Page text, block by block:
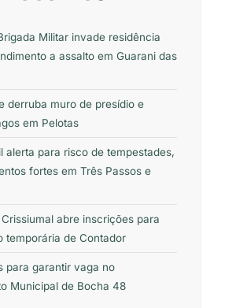
Militar invade residência
a assalto em Guarani das
derruba muro de presídio e
em Pelotas
alerta para risco de tempestades,
fortes em Três Passos e
abre inscrições para
temporária de Contador
para garantir vaga no
Municipal de Bocha 48